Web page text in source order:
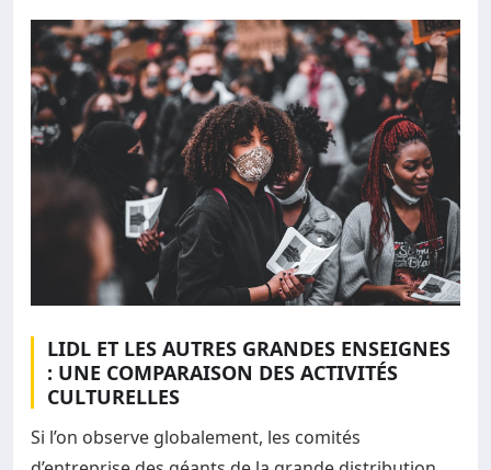
LIDL ET LES AUTRES GRANDES ENSEIGNES
: UNE COMPARAISON DES ACTIVITÉS
CULTURELLES
Si l’on observe globalement, les comités